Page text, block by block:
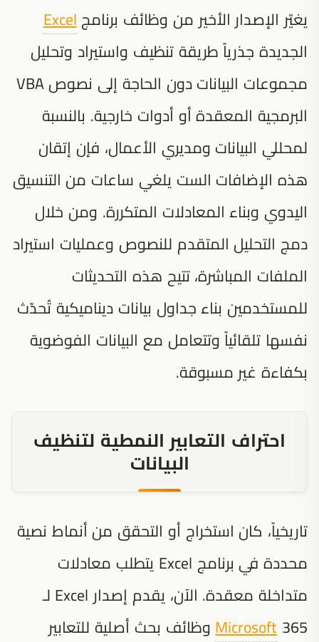
يغيّر الإصدار الأخير من وظائف برنامجExcel
الجديدة جذرياً طريقة تنظيف واستيراد وتحليل
مجموعات البيانات دون الحاجة إلى نصوص VBA
البرمجية المعقدة أو أدوات خارجية. بالنسبة
لمحللي البيانات ومديري الأعمال، فإن إتقان
هذه الإضافات الست يلغي ساعات من التنسيق
اليدوي وبناء المعادلات المتكررة. ومن خلال
دمج التحليل المتقدم للنصوص وعمليات استيراد
الملفات المباشرة، تتيح هذه التحديثات
للمستخدمين بناء جداول بيانات ديناميكية تُحدّث
نفسها تلقائياً وتتعامل مع البيانات الفوضوية
بكفاءة غير مسبوقة.
احتراف التعابير النمطية لتنظيف
البيانات
تاريخياً، كان استخراج أو التحقق من أنماط نصية
محددة في برنامج Excel يتطلب معادلات
متداخلة معقدة. الآن، يقدم إصدار Excel لـ
Microsoft365 وظائف بحث أصلية للتعابير